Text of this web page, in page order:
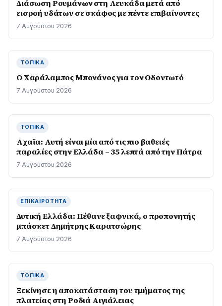
Διάσωση Ρουμάνων στη Λευκάδα μετά από
εισροή υδάτων σε σκάφος με πέντε επιβαίνοντες
7 Αυγούστου 2026
ΤΟΠΙΚΆ
Ο Χαράλαμπος Μπονάνος για τον Οδοντωτό
7 Αυγούστου 2026
ΤΟΠΙΚΆ
Aχαϊα: Αυτή είναι μία από τις πιο βαθειές
παραλίες στην Ελλάδα – 35 λεπτά από την Πάτρα
7 Αυγούστου 2026
ΕΠΙΚΑΙΡΌΤΗΤΑ
Δυτική Ελλάδα: Πέθανε ξαφνικά, ο προπονητής
μπάσκετ Δημήτρης Καρατσώρης
7 Αυγούστου 2026
ΤΟΠΙΚΆ
Ξεκίνησε η αποκατάσταση του τμήματος της
πλατείας στη Ροδιά Αιγιάλειας